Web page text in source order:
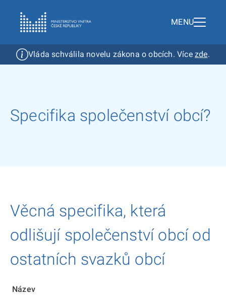
MENU
O společenství obcí
Legislativa
Podmínky vzniku společenství
Způsoby založení společenství
Zápis společenství do rejstříku
Ambasadoři společenství obcí
Vláda schválila novelu zákona o obcích. Vícezde.
Specifika společenství obcí?
Věcná specifika, která
odlišují společenství obcí od
ostatních svazků obcí
Název